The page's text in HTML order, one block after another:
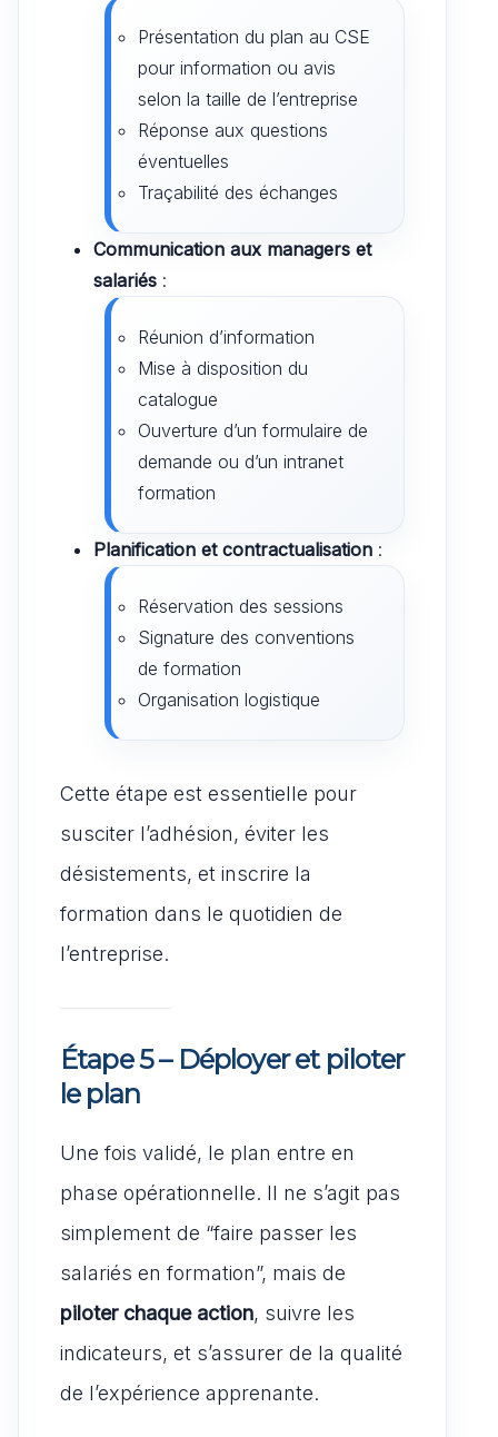
Présentation du plan au CSE
pour information ou avis
selon la taille de l’entreprise
Réponse aux questions
éventuelles
Traçabilité des échanges
Communication aux managers et
salariés :
Réunion d’information
Mise à disposition du
catalogue
Ouverture d’un formulaire de
demande ou d’un intranet
formation
Planification et contractualisation :
Réservation des sessions
Signature des conventions
de formation
Organisation logistique
Cette étape est essentielle pour
susciter l’adhésion, éviter les
désistements, et inscrire la
formation dans le quotidien de
l’entreprise.
Étape 5 – Déployer et piloter
le plan
Une fois validé, le plan entre en
phase opérationnelle. Il ne s’agit pas
simplement de “faire passer les
salariés en formation”, mais de
piloter chaque action, suivre les
indicateurs, et s’assurer de la qualité
de l’expérience apprenante.